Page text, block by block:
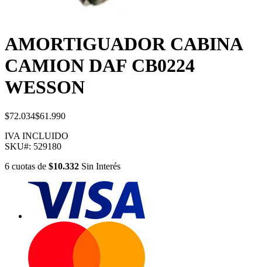
AMORTIGUADOR CABINA
CAMION DAF CB0224
WESSON
$72.034$61.990
IVA INCLUIDO
SKU#: 529180
6 cuotas de $10.332 Sin Interés